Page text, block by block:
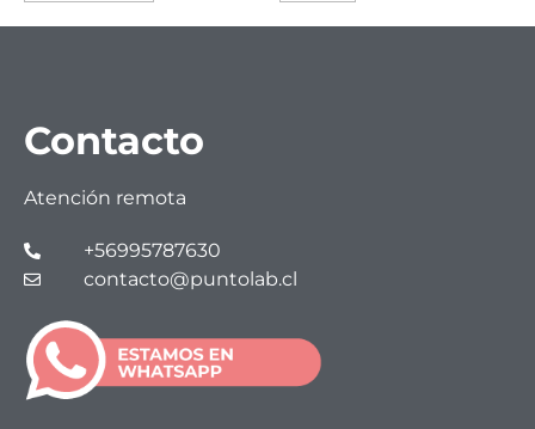
Contacto
Atención remota
+56995787630
contacto@puntolab.cl